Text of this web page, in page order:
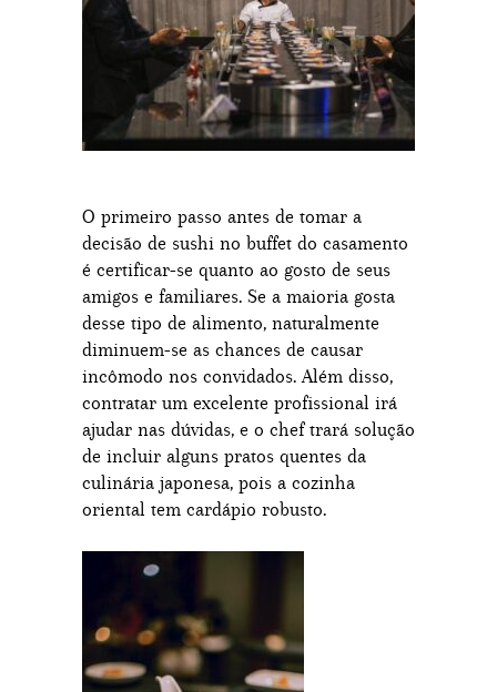
O primeiro passo antes de tomar a
decisão de sushi no buffet do casamento
é certificar-se quanto ao gosto de seus
amigos e familiares. Se a maioria gosta
desse tipo de alimento, naturalmente
diminuem-se as chances de causar
incômodo nos convidados. Além disso,
contratar um excelente profissional irá
ajudar nas dúvidas, e o chef trará solução
de incluir alguns pratos quentes da
culinária japonesa, pois a cozinha
oriental tem cardápio robusto.